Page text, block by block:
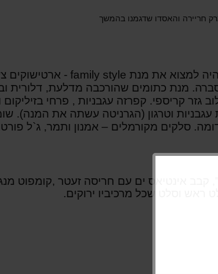
חריירה והאסדו שדגמנו בהמשך
היה למצוא את מנת family style - ארטישוקים
מנת כתומים שהורכבה מדלעת, דלורית
גזר קריספי. קפרזה עגבניות , פרחי בזיליקום
עגבניות וטרגון (הגרניטה עשתה את המנה).
סלקים מקורמלים – אמנון ותמר, ג`ל
קבב אינטיאס ים עם חריסה זעטר ,קומפוט
וסלט שכל מרכיביו ירוקים.